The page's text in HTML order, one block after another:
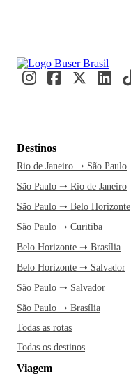
Destinos
Rio de Janeiro ➝ São Paulo
São Paulo ➝ Rio de Janeiro
São Paulo ➝ Belo Horizonte
São Paulo ➝ Curitiba
Belo Horizonte ➝ Brasília
Belo Horizonte ➝ Salvador
São Paulo ➝ Salvador
São Paulo ➝ Brasília
Todas as rotas
Todas os destinos
Viagem